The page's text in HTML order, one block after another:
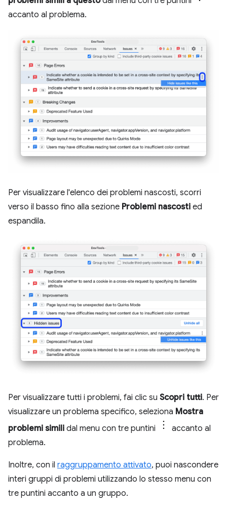
accanto al problema.
Per visualizzare l'elenco dei problemi nascosti, scorri
verso il basso fino alla sezione Problemi nascosti ed
espandila.
Per visualizzare tutti i problemi, fai clic su Scopri tutti. Per
visualizzare un problema specifico, seleziona Mostra
problemi simili dal menu con tre puntini
accanto al
problema.
Inoltre, con il raggruppamento attivato, puoi nascondere
interi gruppi di problemi utilizzando lo stesso menu con
tre puntini accanto a un gruppo.